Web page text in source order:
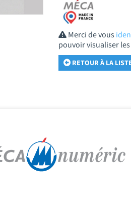
Merci de vous
pouvoir visualiser
RETOUR À LA